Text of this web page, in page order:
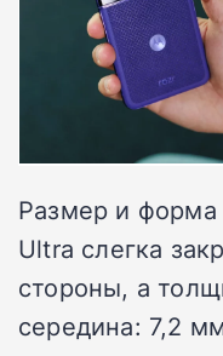
Размер и форма
Ultra слегка
стороны, а
середина: 7,2